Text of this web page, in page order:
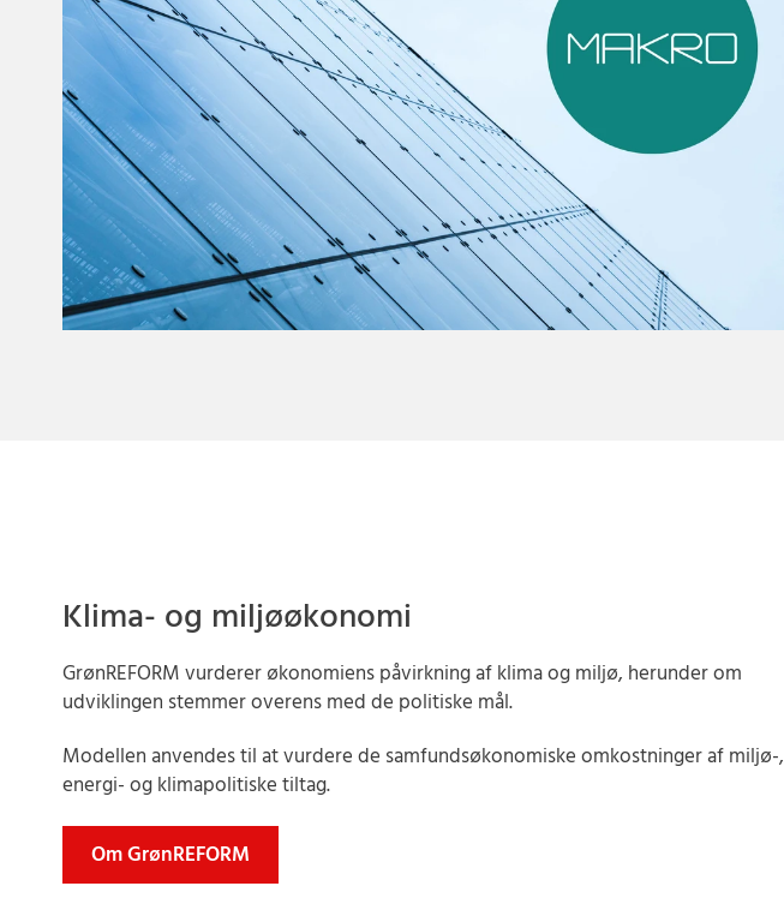
Klima- og miljøøkonomi
GrønREFORM vurderer økonomiens påvirkning af klima og miljø, herunder om
udviklingen stemmer overens med de politiske mål.
Modellen anvendes til at vurdere de samfundsøkonomiske omkostninger af miljø-,
energi- og klimapolitiske tiltag.
Om GrønREFORM